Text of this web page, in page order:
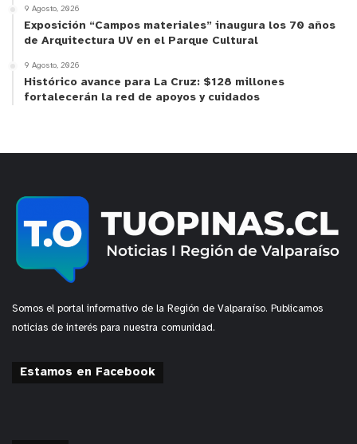
9 Agosto, 2026
Exposición “Campos materiales” inaugura los 70 años
de Arquitectura UV en el Parque Cultural
9 Agosto, 2026
Histórico avance para La Cruz: $128 millones
fortalecerán la red de apoyos y cuidados
Somos el portal informativo de la Región de Valparaíso. Publicamos
noticias de interés para nuestra comunidad.
Estamos en Facebook